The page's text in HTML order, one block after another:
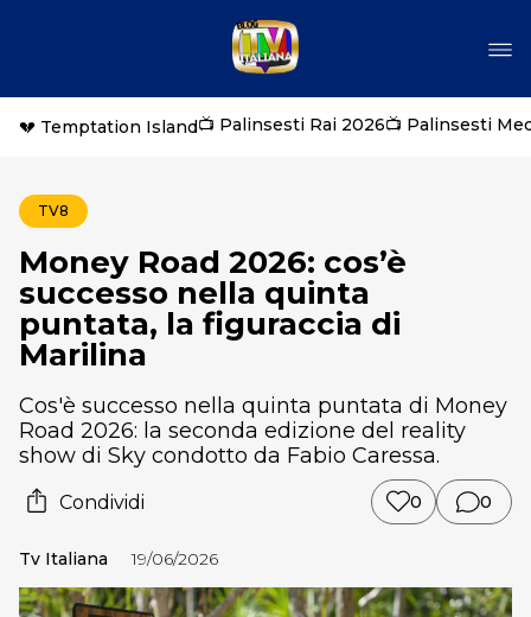
💔 Temptation Island📺 Palinsesti Rai 2026📺 Palinsesti
TV8
Money Road 2026: cos’è
successo nella quinta
puntata, la figuraccia di
Marilina
Cos'è successo nella quinta puntata di Money
Road 2026: la seconda edizione del reality
show di Sky condotto da Fabio Caressa.
Condividi 0 0
Tv Italiana 19/06/2026